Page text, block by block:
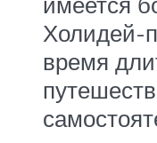
Холидей-
время